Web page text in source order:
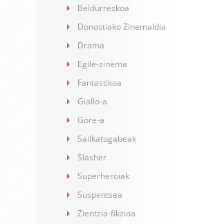
Beldurrezkoa
Donostiako Zinemaldia
Drama
Egile-zinema
Fantastikoa
Giallo-a
Gore-a
Sailkatugabeak
Slasher
Superheroiak
Suspentsea
Zientzia-fikzioa